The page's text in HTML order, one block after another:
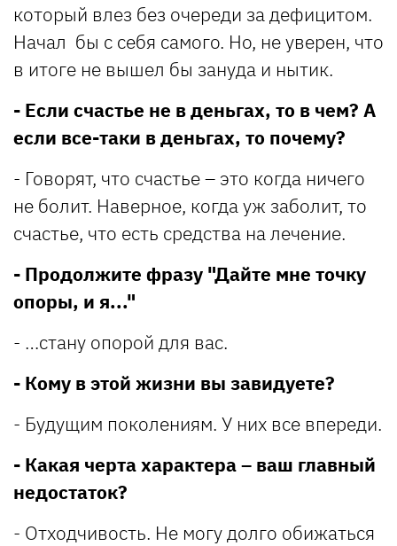
который влез без очереди за дефицитом.
Начал бы с себя самого. Но, не уверен, что
в итоге не вышел бы зануда и нытик.
- Если счастье не в деньгах, то в чем? А
если все-таки в деньгах, то почему?
- Говорят, что счастье – это когда ничего
не болит. Наверное, когда уж заболит, то
счастье, что есть средства на лечение.
- Продолжите фразу "Дайте мне точку
опоры, и я..."
- …стану опорой для вас.
- Кому в этой жизни вы завидуете?
- Будущим поколениям. У них все впереди.
- Какая черта характера – ваш главный
недостаток?
- Отходчивость. Не могу долго обижаться